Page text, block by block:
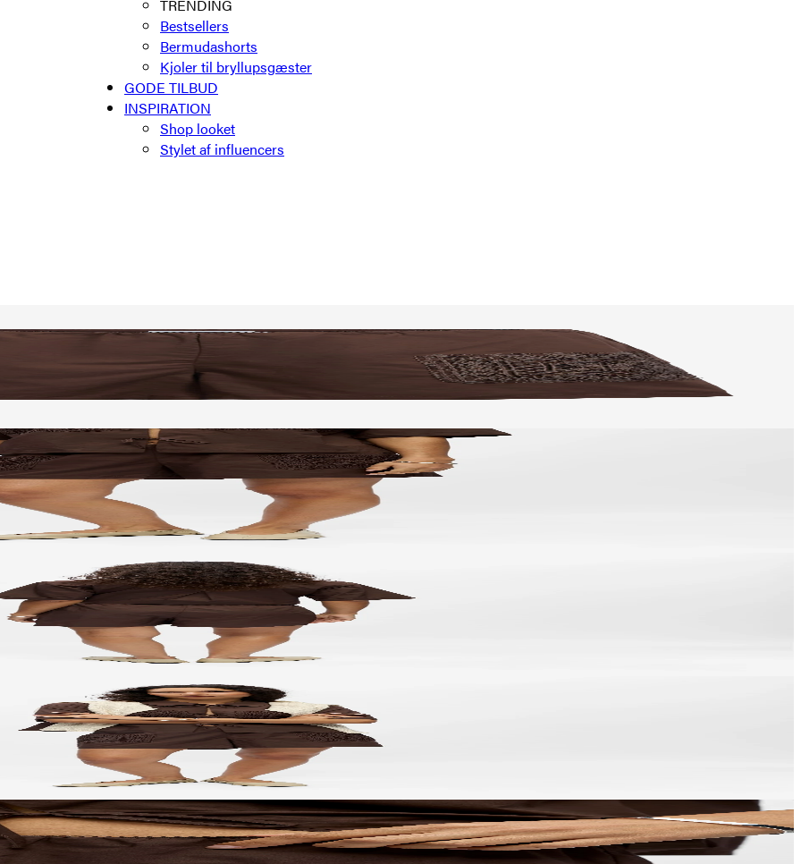
TRENDING
Bestsellers
Bermudashorts
Kjoler til bryllupsgæster
GODE TILBUD
INSPIRATION
Shop looket
Stylet af influencers